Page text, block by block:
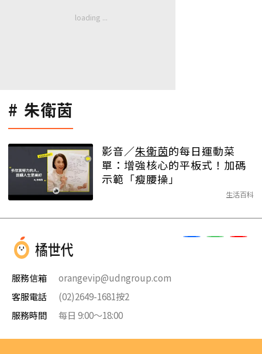
朱衛茵
影音／朱衛茵的每日運動菜
單：增強核心的平板式！加碼
示範「瘦腰操」
生活百科
服務信箱
orangevip@udngroup.com
客服電話
(02)2649-1681按2
服務時間
每日 9:00～18:00